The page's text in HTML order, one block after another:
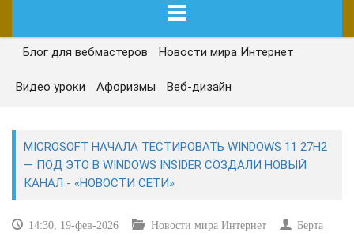
ГЛАВНАЯ
СЕГОДНЯ
САЙТОСТРОЕНИЕ
Блог для вебмастеров Новости мира Интернет
Видео уроки Афоризмы Веб-дизайн
MICROSOFT НАЧАЛА ТЕСТИРОВАТЬ WINDOWS 11 27H2
— ПОД ЭТО В WINDOWS INSIDER СОЗДАЛИ НОВЫЙ
КАНАЛ - «НОВОСТИ СЕТИ»
14:30, 19-фев-2026 Новости мира Интернет
Берта